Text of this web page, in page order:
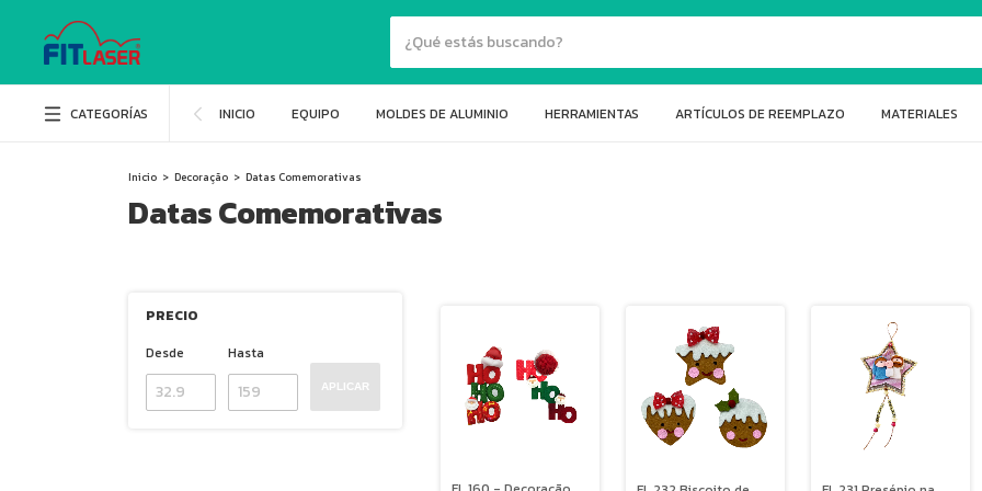
CATEGORÍAS INICIO EQUIPO MOLDES DE ALUMINIO HERRAMIENTAS ARTÍCULOS DE REEMPLAZO MATERIALES
Inicio > Decoração > Datas Comemorativas
Datas Comemorativas
PRECIO
Desde
Hasta
APLICAR